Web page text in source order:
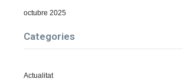
octubre 2025
Categories
Actualitat